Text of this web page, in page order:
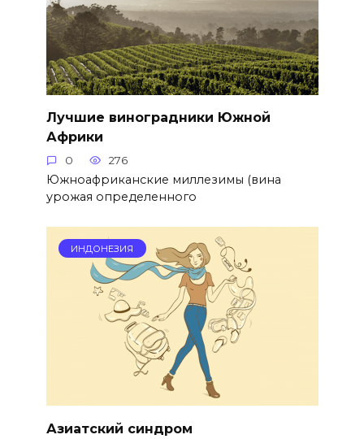
Лучшие виноградники Южной
Африки
0 276
Южноафриканские миллезимы (вина
урожая определенного
ИНДОНЕЗИЯ
Азиатский синдром